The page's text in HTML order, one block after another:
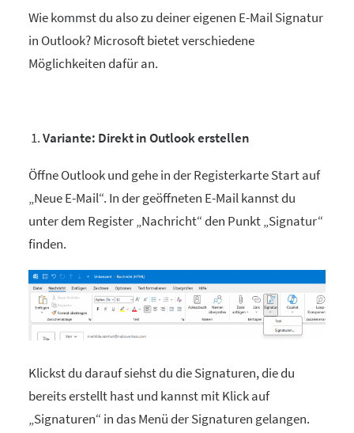
Wie kommst du also zu deiner eigenen E-Mail Signatur
in Outlook? Microsoft bietet verschiedene
Möglichkeiten dafür an.
Variante: Direkt in Outlook erstellen
Öffne Outlook und gehe in der Registerkarte Start auf
„Neue E-Mail“. In der geöffneten E-Mail kannst du
unter dem Register „Nachricht“ den Punkt „Signatur“
finden.
Klickst du darauf siehst du die Signaturen, die du
bereits erstellt hast und kannst mit Klick auf
„Signaturen“ in das Menü der Signaturen gelangen.